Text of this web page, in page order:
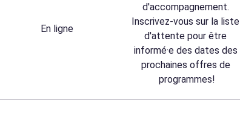
En ligne
d'accompagnement.
Inscrivez-vous sur la liste
d'attente pour être
informé·e des dates des
prochaines offres de
programmes!